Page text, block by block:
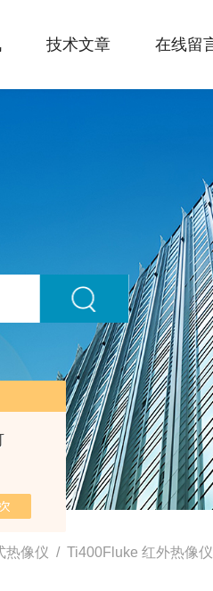
技术文章 在线留
热像仪 / Ti400Fluke 红外热像